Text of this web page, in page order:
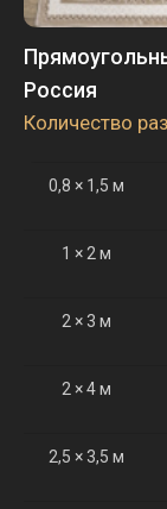
Россия
Количество
0,8 × 1,5 м
1 × 2 м
2 × 3 м
2 × 4 м
2,5 × 3,5 м